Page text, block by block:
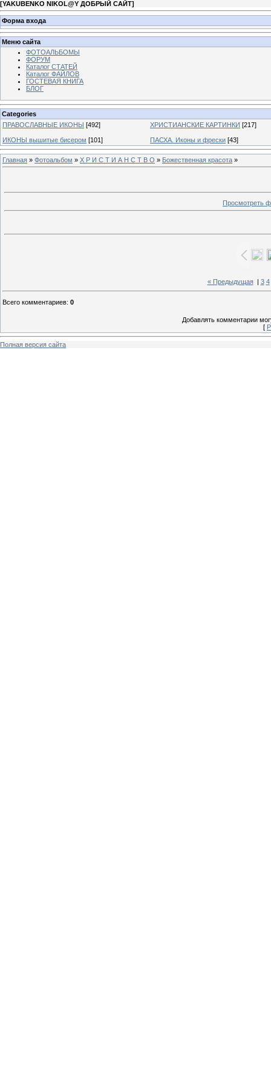
[YAKUBENKO NIKOL@Y ДОБРЫЙ САЙТ]
Форма входа
Меню сайта
ФОТОАЛЬБОМЫ
ФОРУМ
Каталог СТАТЕЙ
Каталог ФАЙЛОВ
ГОСТЕВАЯ КНИГА
БЛОГ
Categories
ПРАВОСЛАВНЫЕ ИКОНЫ [492] ХРИСТИАНСКИЕ КАРТИНКИ [217]
ИКОНЫ вышитые бисером [101] ПАСХА. Иконы и фрески [43]
Главная » Фотоальбом » Х Р И С Т И А Н С Т В О » Божественная красота »
Просмотреть
« Предыдущая| 3 4
Всего комментариев: 0
Добавлять комментарии
[
Полная версия сайта